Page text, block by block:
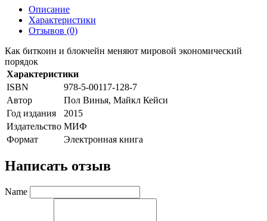
Описание
Характеристики
Отзывов (0)
Как биткоин и блокчейн меняют мировой экономический
порядок
Характеристики
ISBN
978-5-00117-128-7
Автор
Пол Винья, Майкл Кейси
Год издания
2015
Издательство МИФ
Формат
Электронная книга
Написать отзыв
Name